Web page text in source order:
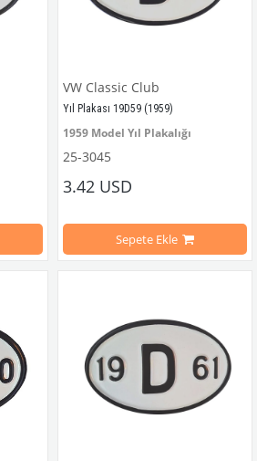
OEM Parça No:499458
VW Classic Club
Yıl Plakası 19D59 (1959)
1959 Model Yıl Plakalığı
VWC Parça No:
25-3045
3.42 USD
Sepete Ekle